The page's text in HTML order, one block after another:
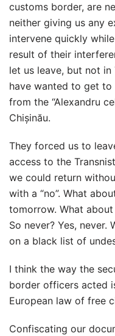
customs border, are
neither giving us any
intervene quickly
result of their
let us leave, but not in
have wanted to get
from the “Alexandru
Chișinău.
They forced us to
access to the
we could return
with a “no”. What
tomorrow. What
So never? Yes, never.
on a black list of
I think the way the
border officers acted
European law of free
Confiscating our